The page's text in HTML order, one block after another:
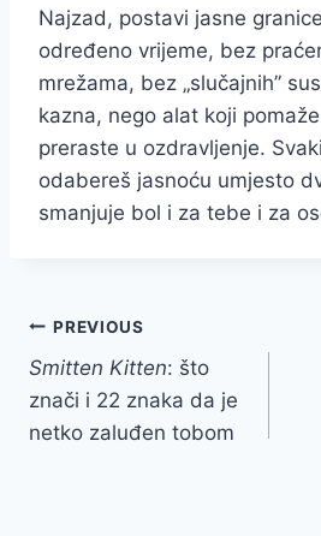
Najzad, postavi jasne
određeno vrijeme, bez
mrežama, bez „slučajnih”
kazna, nego alat koji
preraste u ozdravljenje.
odabereš jasnoću umjesto
smanjuje bol i za tebe i za
Post
navigation
PREVIOUS
Smitten Kitten: što
znači i 22 znaka da je
netko zaluđen tobom